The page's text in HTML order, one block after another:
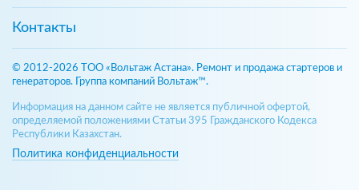
Контакты
© 2012-2026 ТОО «Вольтаж Астана». Ремонт и продажа стартеров и
генераторов. Группа компаний Вольтаж™.
Информация на данном сайте не является публичной офертой,
определяемой положениями Статьи 395 Гражданского Кодекса
Республики Казахстан.
Политика конфиденциальности